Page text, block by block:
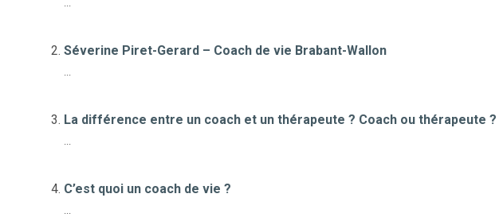
...
Séverine Piret-Gerard – Coach de vie Brabant-Wallon
...
La différence entre un coach et un thérapeute ? Coach ou thérapeute ?
...
C’est quoi un coach de vie ?
...